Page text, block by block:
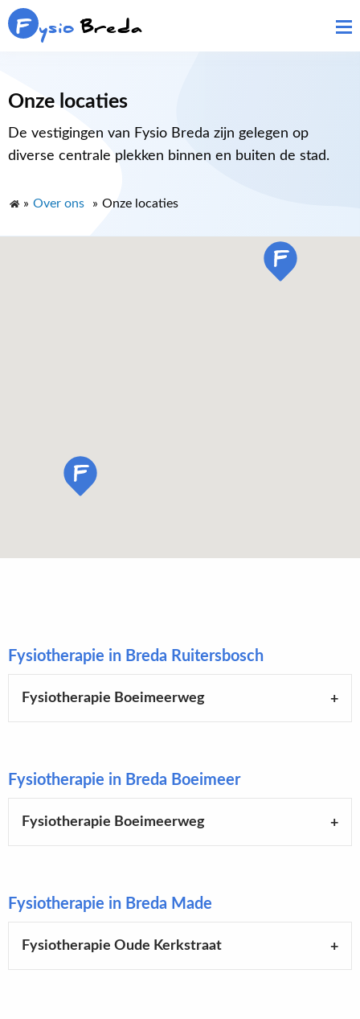
F ysioBreda
Onze locaties
De vestigingen van Fysio Breda zijn gelegen op
diverse centrale plekken binnen en buiten de stad.
» Over ons » Onze locaties
Fysiotherapie in Breda Ruitersbosch
Fysiotherapie Boeimeerweg
Fysiotherapie in Breda Boeimeer
Fysiotherapie Boeimeerweg
Fysiotherapie in Breda Made
Fysiotherapie Oude Kerkstraat